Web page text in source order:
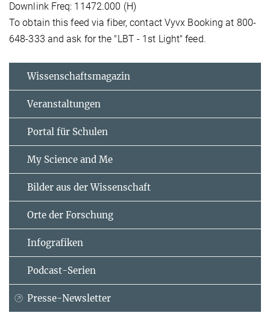
Downlink Freq: 11472.000 (H)
To obtain this feed via fiber, contact Vyvx Booking at 800-
648-333 and ask for the "LBT - 1st Light" feed.
Wissenschaftsmagazin
Veranstaltungen
Portal für Schulen
My Science and Me
Bilder aus der Wissenschaft
Orte der Forschung
Infografiken
Podcast-Serien
Presse-Newsletter